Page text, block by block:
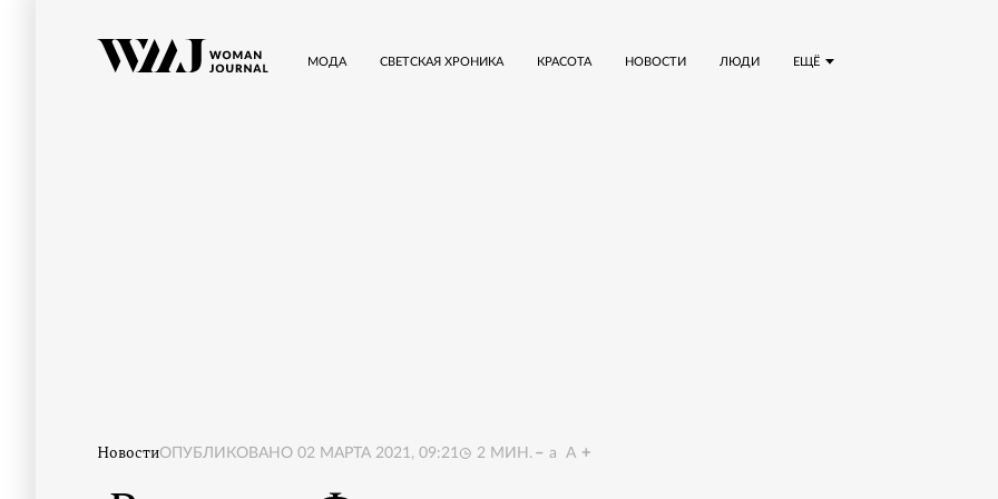
ЕЩЁ
МОДА СВЕТСКАЯ ХРОНИКА КРАСОТА НОВОСТИ ЛЮДИ
НовостиОПУБЛИКОВАНО 02 МАРТА 2021, 09:21 2 МИН. a A